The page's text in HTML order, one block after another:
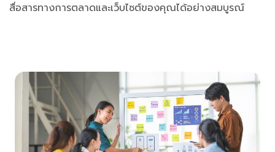
สื่อสารทางการตลาดและเว็บไซต์ของคุณได้อย่างสมบูรณ์